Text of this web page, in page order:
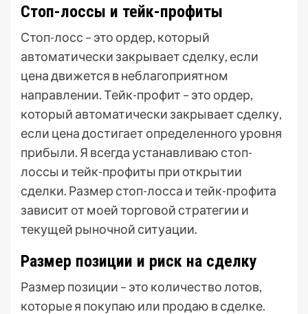
Стоп-лоссы и тейк-профиты
Стоп-лосс – это ордер, который
автоматически закрывает сделку, если
цена движется в неблагоприятном
направлении. Тейк-профит – это ордер,
который автоматически закрывает сделку,
если цена достигает определенного уровня
прибыли. Я всегда устанавливаю стоп-
лоссы и тейк-профиты при открытии
сделки. Размер стоп-лосса и тейк-профита
зависит от моей торговой стратегии и
текущей рыночной ситуации.
Размер позиции и риск на сделку
Размер позиции – это количество лотов,
которые я покупаю или продаю в сделке.